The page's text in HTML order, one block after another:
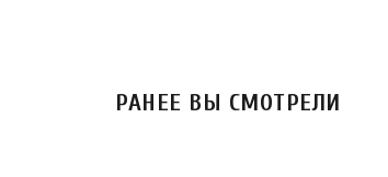
РАНЕЕ ВЫ СМОТРЕЛИ